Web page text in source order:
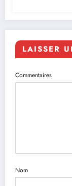
LAISSER
Commentaires
Nom